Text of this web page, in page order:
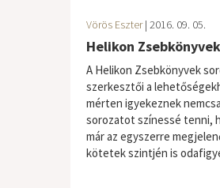
Vörös Eszter| 2016. 09. 05.
Helikon
A Helikon Zsebkönyvek
szerkesztői a
mérten igyekeznek
sorozatot színessé tenni,
már az egyszerre
kötetek szintjén is